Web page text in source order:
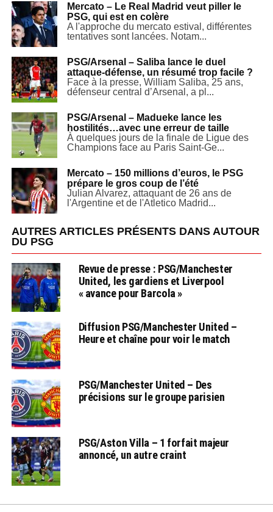
Mercato – Le Real Madrid veut piller le
PSG, qui est en colère
A l'approche du mercato estival, différentes
tentatives sont lancées. Notam...
PSG/Arsenal – Saliba lance le duel
attaque-défense, un résumé trop facile ?
Face à la presse, William Saliba, 25 ans,
défenseur central d’Arsenal, a pl...
PSG/Arsenal – Madueke lance les
hostilités…avec une erreur de taille
À quelques jours de la finale de Ligue des
Champions face au Paris Saint-Ge...
Mercato – 150 millions d’euros, le PSG
prépare le gros coup de l’été
Julian Alvarez, attaquant de 26 ans de
l'Argentine et de l'Atletico Madrid...
AUTRES ARTICLES PRÉSENTS DANS AUTOUR
DU PSG
Revue de presse : PSG/Manchester
United, les gardiens et Liverpool
« avance pour Barcola »
Diffusion PSG/Manchester United –
Heure et chaîne pour voir le match
PSG/Manchester United – Des
précisions sur le groupe parisien
PSG/Aston Villa – 1 forfait majeur
annoncé, un autre craint